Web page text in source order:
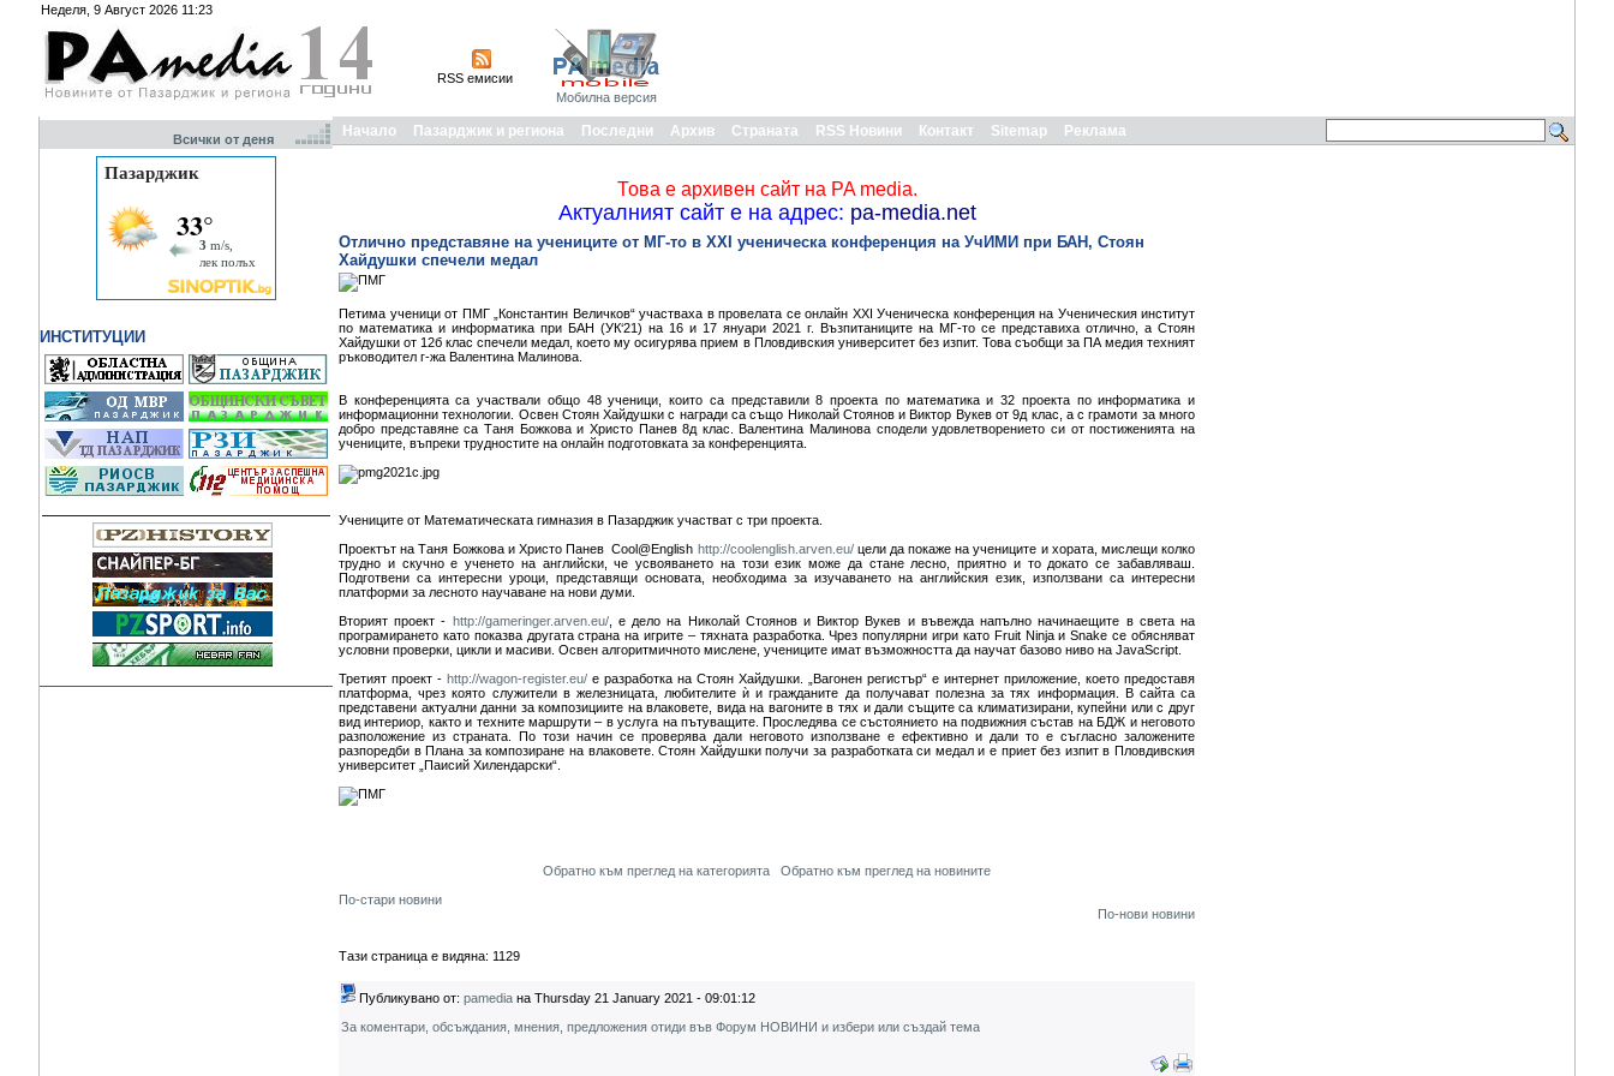
Неделя, 9 Август 2026 11:23
RSS емисии
Мобилна версия
Всички от деня
ИНСТИТУЦИИ
Начало Пазарджик и региона Последни Архив Страната RSS Новини Контакт Sitemap Реклама
Това е архивен сайт на PA media.
Актуалният сайт е на адрес: pa-media.net
Отлично представяне на учениците от МГ-то в XXI ученическа конференция на УчИМИ при БАН, Стоян
Хайдушки спечели медал
Петима ученици от ПМГ „Константин Величков“ участваха в провелата се онлайн XXI Ученическа конференция на Ученическия институт
по математика и информатика при БАН (УК‘21) на 16 и 17 януари 2021 г. Възпитаниците на МГ-то се представиха отлично, а Стоян
Хайдушки от 12б клас спечели медал, което му осигурява прием в Пловдивския университет без изпит. Това съобщи за ПА медия техният
ръководител г-жа Валентина Малинова.
В конференцията са участвали общо 48 ученици, които са представили 8 проекта по математика и 32 проекта по информатика и
информационни технологии. Освен Стоян Хайдушки с награди са също Николай Стоянов и Виктор Вукев от 9д клас, а с грамоти за много
добро представяне са Таня Божкова и Христо Панев 8д клас. Валентина Малинова сподели удовлетворението си от постиженията на
учениците, въпреки трудностите на онлайн подготовката за конференцията.
Учениците от Математическата гимназия в Пазарджик участват с три проекта.
Проектът на Таня Божкова и Христо Панев Cool@English http://coolenglish.arven.eu/цели да покаже на учениците и хората, мислещи колко
трудно и скучно е ученето на английски, че усвояването на този език може да стане лесно, приятно и то докато се забавляваш.
Подготвени са интересни уроци, представящи основата, необходима за изучаването на английския език, използвани са интересни
платформи за лесното научаване на нови думи.
Вторият проект - http://gameringer.arven.eu/, е дело на Николай Стоянов и Виктор Вукев и въвежда напълно начинаещите в света на
програмирането като показва другата страна на игрите – тяхната разработка. Чрез популярни игри като Fruit Ninja и Snake се обясняват
условни проверки, цикли и масиви. Освен алгоритмичното мислене, учениците имат възможността да научат базово ниво на JavaScript.
Третият проект - http://wagon-register.eu/ е разработка на Стоян Хайдушки. „Вагонен регистър“ е интернет приложение, което предоставя
платформа, чрез която служители в железницата, любителите ѝ и гражданите да получават полезна за тях информация. В сайта са
представени актуални данни за композициите на влаковете, вида на вагоните в тях и дали същите са климатизирани, купейни или с друг
вид интериор, както и техните маршрути – в услуга на пътуващите. Проследява се състоянието на подвижния състав на БДЖ и неговото
разположение из страната. По този начин се проверява дали неговото използване е ефективно и дали то е съгласно заложените
разпоредби в Плана за композиране на влаковете. Стоян Хайдушки получи за разработката си медал и е приет без изпит в Пловдивския
университет „Паисий Хилендарски“.
Обратно към преглед на категорията
Обратно към преглед на новините
По-стари новини
По-нови новини
Тази страница е видяна: 1129
Публикувано от: pamedia на Thursday 21 January 2021 - 09:01:12
За коментари, обсъждания, мнения, предложения отиди във Форум НОВИНИ и избери или създай тема